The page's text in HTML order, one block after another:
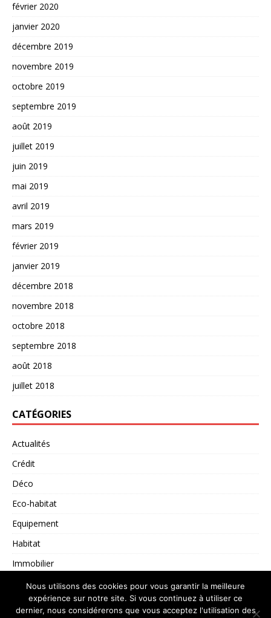
février 2020
janvier 2020
décembre 2019
novembre 2019
octobre 2019
septembre 2019
août 2019
juillet 2019
juin 2019
mai 2019
avril 2019
mars 2019
février 2019
janvier 2019
décembre 2018
novembre 2018
octobre 2018
septembre 2018
août 2018
juillet 2018
CATÉGORIES
Actualités
Crédit
Déco
Eco-habitat
Equipement
Habitat
Immobilier
Non classé
Nous utilisons des cookies pour vous garantir la meilleure
expérience sur notre site. Si vous continuez à utiliser ce
dernier, nous considérerons que vous acceptez l'utilisation des